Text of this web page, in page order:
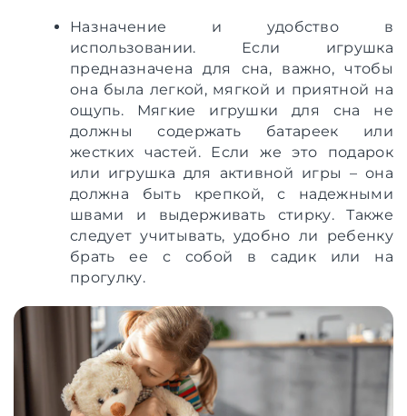
Назначение и удобство в
использовании. Если игрушка
предназначена для сна, важно, чтобы
она была легкой, мягкой и приятной на
ощупь. Мягкие игрушки для сна не
должны содержать батареек или
жестких частей. Если же это подарок
или игрушка для активной игры – она
должна быть крепкой, с надежными
швами и выдерживать стирку. Также
следует учитывать, удобно ли ребенку
брать ее с собой в садик или на
прогулку.